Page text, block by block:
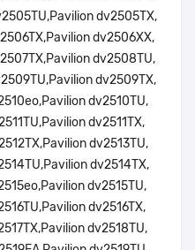
dv2505TX,
dv2506XX,
dv2508TU,
dv2509TX,
dv2510TU,
dv2511TX,
dv2513TU,
dv2514TX,
dv2515TU,
dv2516TX,
dv2518TU,